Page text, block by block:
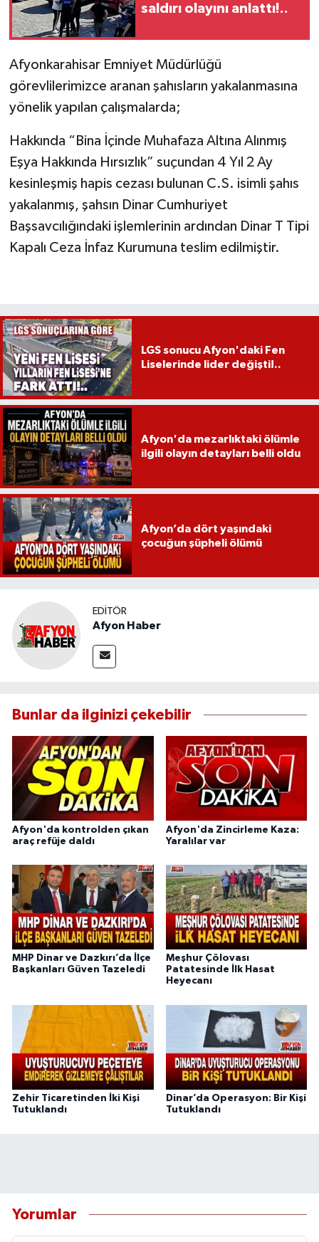
saldırı olayını anlattı!..
Afyonkarahisar Emniyet Müdürlüğü
görevlilerimizce aranan şahısların yakalanmasına
yönelik yapılan çalışmalarda;
Hakkında “Bina İçinde Muhafaza Altına Alınmış
Eşya Hakkında Hırsızlık” suçundan 4 Yıl 2 Ay
kesinleşmiş hapis cezası bulunan C.S. isimli şahıs
yakalanmış, şahsın Dinar Cumhuriyet
Başsavcılığındaki işlemlerinin ardından Dinar T Tipi
Kapalı Ceza İnfaz Kurumuna teslim edilmiştir.
LGS sonucu Afyon'daki Fen
Liselerinde lider değişti!..
Afyon'da mezarlıktaki ölümle
ilgili olayın detayları belli oldu
Afyon’da dört yaşındaki
çocuğun şüpheli ölümü
EDITÖR
Afyon Haber
Bunlar da ilginizi çekebilir
Afyon'da kontrolden çıkan
araç refüje daldı
Afyon'da Zincirleme Kaza:
Yaralılar var
MHP Dinar ve Dazkırı’da İlçe
Başkanları Güven Tazeledi
Meşhur Çölovası
Patatesinde İlk Hasat
Heyecanı
Zehir Ticaretinden İki Kişi
Tutuklandı
Dinar’da Operasyon: Bir Kişi
Tutuklandı
Yorumlar